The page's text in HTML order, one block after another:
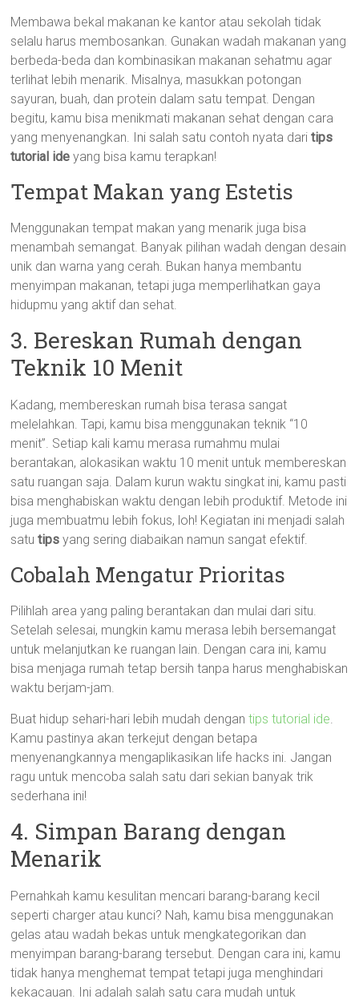
Membawa bekal makanan ke kantor atau sekolah tidak
selalu harus membosankan. Gunakan wadah makanan yang
berbeda-beda dan kombinasikan makanan sehatmu agar
terlihat lebih menarik. Misalnya, masukkan potongan
sayuran, buah, dan protein dalam satu tempat. Dengan
begitu, kamu bisa menikmati makanan sehat dengan cara
yang menyenangkan. Ini salah satu contoh nyata daritips
tutorial ide yang bisa kamu terapkan!
Tempat Makan yang Estetis
Menggunakan tempat makan yang menarik juga bisa
menambah semangat. Banyak pilihan wadah dengan desain
unik dan warna yang cerah. Bukan hanya membantu
menyimpan makanan, tetapi juga memperlihatkan gaya
hidupmu yang aktif dan sehat.
3. Bereskan Rumah dengan
Teknik 10 Menit
Kadang, membereskan rumah bisa terasa sangat
melelahkan. Tapi, kamu bisa menggunakan teknik “10
menit”. Setiap kali kamu merasa rumahmu mulai
berantakan, alokasikan waktu 10 menit untuk membereskan
satu ruangan saja. Dalam kurun waktu singkat ini, kamu pasti
bisa menghabiskan waktu dengan lebih produktif. Metode ini
juga membuatmu lebih fokus, loh! Kegiatan ini menjadi salah
satutips yang sering diabaikan namun sangat efektif.
Cobalah Mengatur Prioritas
Pilihlah area yang paling berantakan dan mulai dari situ.
Setelah selesai, mungkin kamu merasa lebih bersemangat
untuk melanjutkan ke ruangan lain. Dengan cara ini, kamu
bisa menjaga rumah tetap bersih tanpa harus menghabiskan
waktu berjam-jam.
Buat hidup sehari-hari lebih mudah dengantips tutorial ide.
Kamu pastinya akan terkejut dengan betapa
menyenangkannya mengaplikasikan life hacks ini. Jangan
ragu untuk mencoba salah satu dari sekian banyak trik
sederhana ini!
4. Simpan Barang dengan
Menarik
Pernahkah kamu kesulitan mencari barang-barang kecil
seperti charger atau kunci? Nah, kamu bisa menggunakan
gelas atau wadah bekas untuk mengkategorikan dan
menyimpan barang-barang tersebut. Dengan cara ini, kamu
tidak hanya menghemat tempat tetapi juga menghindari
kekacauan. Ini adalah salah satu cara mudah untuk